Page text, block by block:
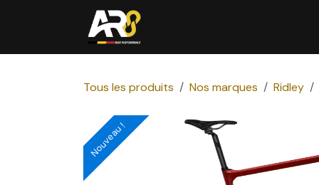
Tous les produits Nos marques Ridley
Nouveau !